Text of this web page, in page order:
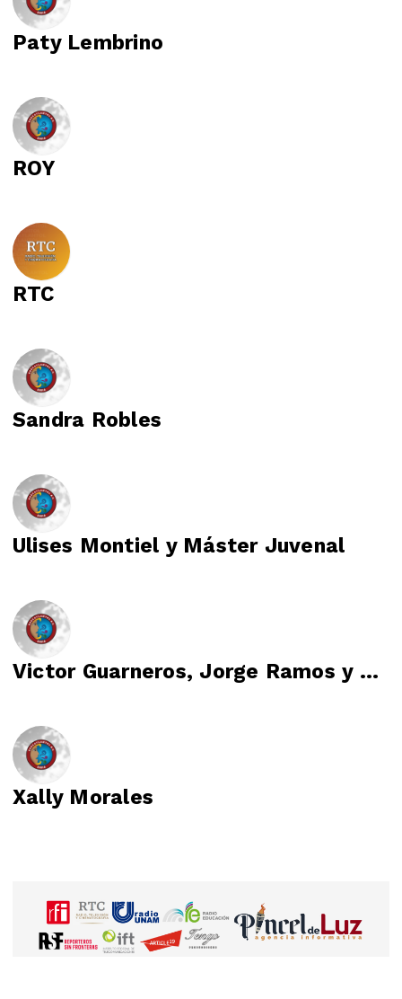
Paty Lembrino
ROY
RTC
Sandra Robles
Ulises Montiel y Máster Juvenal
Victor Guarneros, Jorge Ramos y Luis Mariano Alvarado
Xally Morales